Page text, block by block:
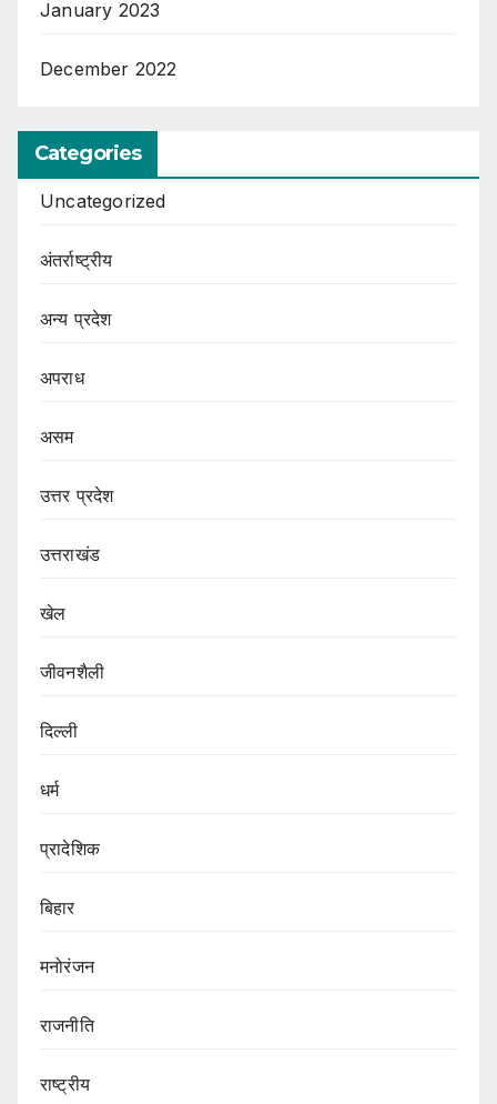
January 2023
December 2022
Categories
Uncategorized
अंतर्राष्ट्रीय
अन्य प्रदेश
अपराध
असम
उत्तर प्रदेश
उत्तराखंड
खेल
जीवनशैली
दिल्ली
धर्म
प्रादेशिक
बिहार
मनोरंजन
राजनीति
राष्ट्रीय